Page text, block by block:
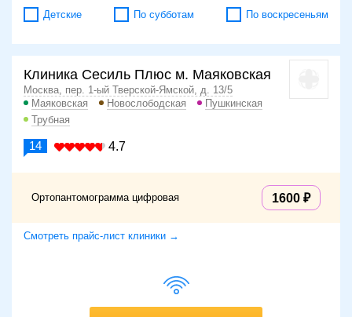
Детские По субботам По воскресеньям
Клиника Сесиль Плюс м. Маяковская
Москва, пер. 1-ый Тверской-Ямской, д. 13/5
Маяковская
Новослободская
Пушкинская
Трубная
14 4.7
Ортопантомограмма цифровая 1600
Смотреть прайс-лист клиники →